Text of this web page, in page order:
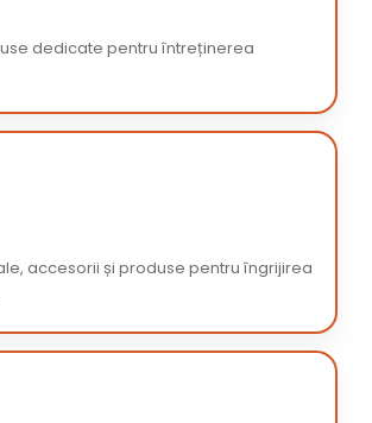
dedicate pentru întreținerea
accesorii și produse pentru îngrijirea